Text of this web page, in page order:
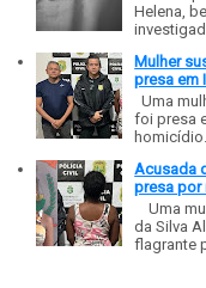
Helena,
Mulher
presa em
Uma
foi presa
Acusada
presa por
Uma
da Silva
flagrante